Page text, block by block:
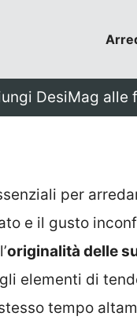
DesiMag alle
per
e il gusto
originalità delle
elementi di
tempo